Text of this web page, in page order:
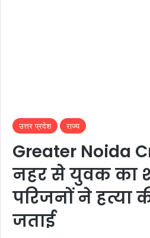
उत्तर प्रदेश राज्य
Greater Noida
नहर से युवक का
परिजनों ने हत्या
जताई